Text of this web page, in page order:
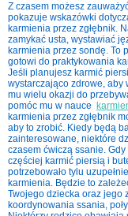
Z czasem możesz
pokazuje wskazówki
karmienia przez zgłębnik.
zamykać usta, wystawiać
karmienia przez sondę. To
gotowi do praktykowania
Jeśli planujesz karmić
wystarczająco zdrowe, aby
mu wielu okazji do
pomóc mu w nauce
karmienia przez zgłębnik
aby to zrobić. Kiedy będą
zainteresowane, niektóre
czasem ćwiczą ssanie.
częściej karmić piersią i
potrzebowało tylu
karmienia. Będzie to
Twojego dziecka oraz jego
koordynowania ssania,